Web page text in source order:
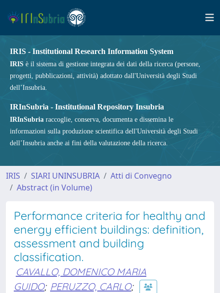
IRIS - Institutional Research Information System
IRIS è il sistema di gestione integrata dei dati della ricerca (persone,
progetti, pubblicazioni, attività) adottato dall'Università degli Studi
dell’Insubria.
IRInSubria - Institutional Repository Insubria
IRInSubria raccoglie, conserva, documenta e dissemina le
informazioni sulla produzione scientifica dell'Università degli Studi
dell’Insubria anche ai fini della valutazione della ricerca.
IRIS SIARI UNINSUBRIA
Atti di Convegno
Abstract (in Volume)
Performance criteria for healthy and
energy efficient buildings: definition,
assessment and building
classification.
CAVALLO, DOMENICO MARIA
GUIDO; PERUZZO, CARLO;